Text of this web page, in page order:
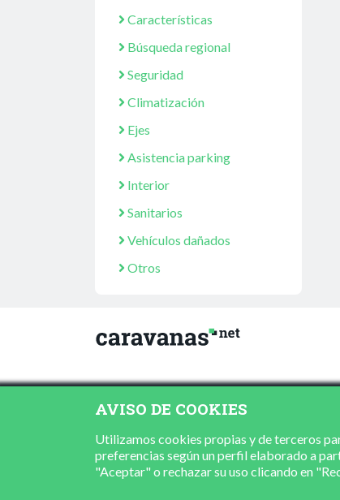
Características
Búsqueda regional
Seguridad
Climatización
Ejes
Asistencia parking
Interior
Sanitarios
Vehículos dañados
Otros
AVISO DE COOKIES
Utilizamos cookies propias y de terceros
preferencias según un perfil elaborado a
"Aceptar" o rechazar su uso clicando en